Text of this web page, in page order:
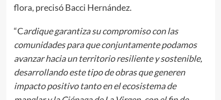
flora, precisó Bacci Hernández.
“Cardique garantiza su compromiso con las
comunidades para que conjuntamente podamos
avanzar hacia un territorio resiliente y sostenible,
desarrollando este tipo de obras que generen
impacto positivo tanto en el ecosistema de